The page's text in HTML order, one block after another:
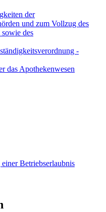
der
und zum Vollzug des
sowie des
-
das Apothekenwesen
Betriebserlaubnis